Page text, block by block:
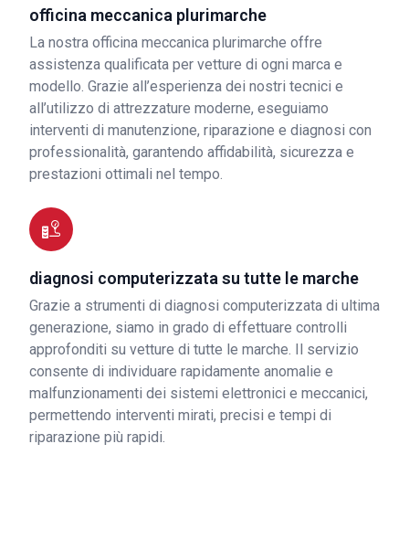
officina meccanica plurimarche
La nostra officina meccanica plurimarche offre
assistenza qualificata per vetture di ogni marca e
modello. Grazie all’esperienza dei nostri tecnici e
all’utilizzo di attrezzature moderne, eseguiamo
interventi di manutenzione, riparazione e diagnosi con
professionalità, garantendo affidabilità, sicurezza e
prestazioni ottimali nel tempo.
diagnosi computerizzata su tutte le marche
Grazie a strumenti di diagnosi computerizzata di ultima
generazione, siamo in grado di effettuare controlli
approfonditi su vetture di tutte le marche. Il servizio
consente di individuare rapidamente anomalie e
malfunzionamenti dei sistemi elettronici e meccanici,
permettendo interventi mirati, precisi e tempi di
riparazione più rapidi.